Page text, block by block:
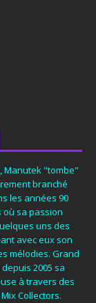
Manutek "tombe"
branché
les années 90
où sa passion
uns des
avec eux son
mélodies. Grand
2005 sa
à travers des
Collectors.